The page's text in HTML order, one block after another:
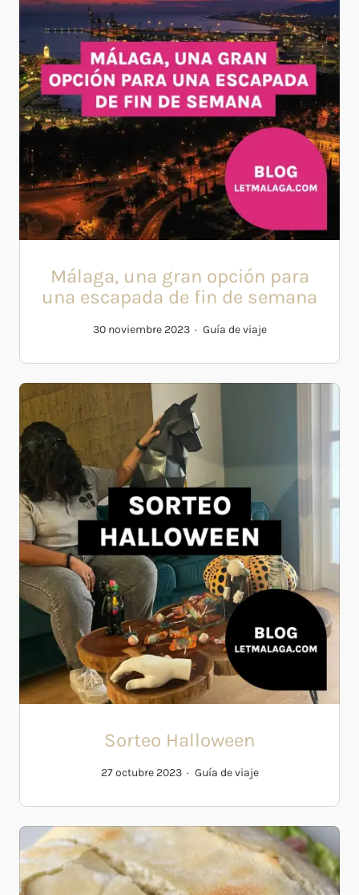
Málaga, una gran opción para
una escapada de fin de semana
30 noviembre 2023 Guía de viaje
Sorteo Halloween
27 octubre 2023 Guía de viaje